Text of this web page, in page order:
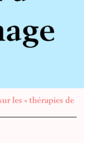
les « thérapies de